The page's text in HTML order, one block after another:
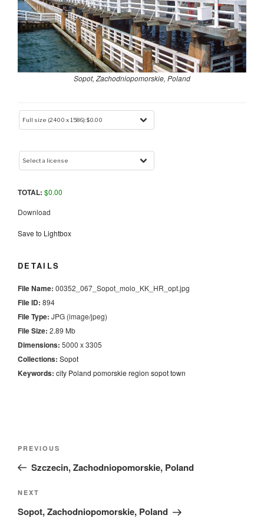
Sopot, Zachodniopomorskie, Poland
TOTAL: $0.00
Download
Save to Lightbox
DETAILS
File Name: 00352_067_Sopot_molo_KK_HR_opt.jpg
File ID: 894
File Type: JPG (image/jpeg)
File Size: 2.89 Mb
Dimensions: 5000 x 3305
Collections: Sopot
Keywords: city Poland pomorskie region sopottown
Previous
Post
PREVIOUS
Szczecin, Zachodniopomorskie, Poland
Next
Post
NEXT
Sopot, Zachodniopomorskie, Poland